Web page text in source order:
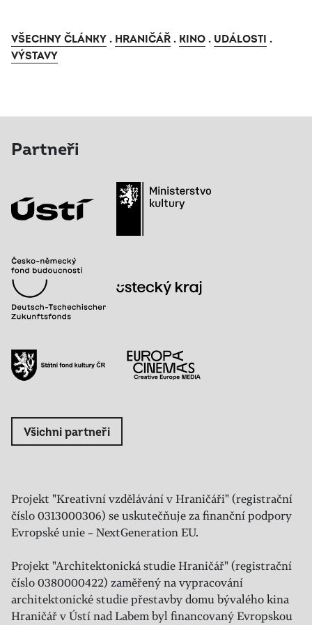
VŠECHNY ČLÁNKY . HRANIČÁŘ . KINO . UDÁLOSTI .
VÝSTAVY
Partneři
Všichni partneři
Projekt "Kreativní vzdělávání v Hraničáři" (registrační
číslo 0313000306) se uskutečňuje za finanční podpory
Evropské unie – NextGeneration EU.
Projekt "Architektonická studie Hraničář" (registrační
číslo 0380000422) zaměřený na vypracování
architektonické studie přestavby domu bývalého kina
Hraničář v Ústí nad Labem byl financovaný Evropskou